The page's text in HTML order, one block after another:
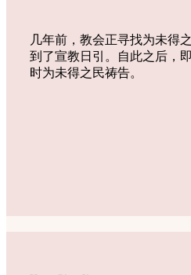
几年前，教会正寻找为未得
到了宣教日引。自此之后，
时为未得之民祷告。